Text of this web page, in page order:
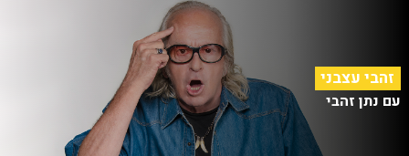
זהבי עצבני
עם נתן זהבי